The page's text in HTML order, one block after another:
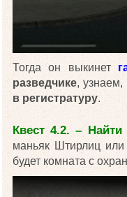
Тогда он выкинет
разведчике,
в регистратуру.
Квест 4.2. –
маньяк Штирлиц
будет комната с